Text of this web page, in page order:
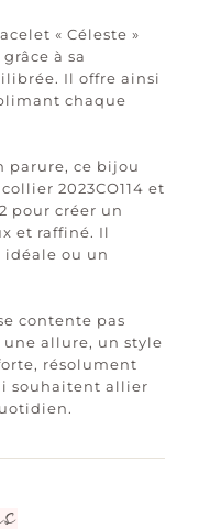
« Céleste »
à sa
Il offre ainsi
chaque
parure, ce bijou
2023CO114 et
pour créer un
et raffiné. Il
idéale ou un
contente pas
allure, un style
résolument
souhaitent allier